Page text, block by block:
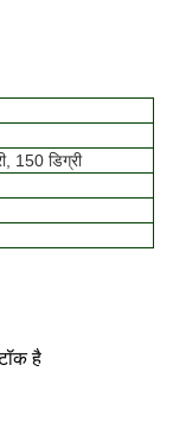
150 डिग्री
है